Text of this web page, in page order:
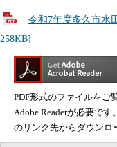
令和7年度多久市水
258KB]
PDF形式のファイルをご
Adobe Readerが必要で
のリンク先からダウンロ